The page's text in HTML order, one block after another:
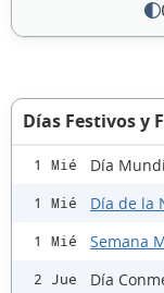
Días Festivos y
1 Mié Día
1 Mié Día de la
1 Mié Semana
2 Jue Día